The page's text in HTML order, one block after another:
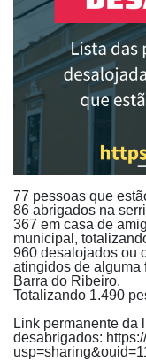
77 pessoas que
86 abrigados na
367 em casa de
municipal,
960 desalojados ou
atingidos de alguma
Barra do Ribeiro.
Totalizando 1.490
Link permanente da
desabrigados: